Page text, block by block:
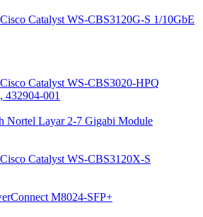
Catalyst WS-CBS3120G-S 1/10GbE
Catalyst WS-CBS3020-HPQ
432904-001
Nortel Layar 2-7 Gigabi Module
Catalyst WS-CBS3120X-S
M8024-SFP+